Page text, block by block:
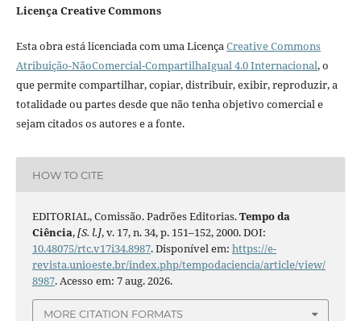
Licença Creative Commons
Esta obra está licenciada com uma LicençaCreative Commons
Atribuição-NãoComercial-CompartilhaIgual 4.0 Internacional, o
que permite compartilhar, copiar, distribuir, exibir, reproduzir, a
totalidade ou partes desde que não tenha objetivo comercial e
sejam citados os autores e a fonte.
HOW TO CITE
EDITORIAL, Comissão. Padrões Editorias.Tempo da
Ciência,[S. l.], v. 17, n. 34, p. 151–152, 2000. DOI:
10.48075/rtc.v17i34.8987. Disponível em: https://e-
revista.unioeste.br/index.php/tempodaciencia/article/view/
8987. Acesso em: 7 aug. 2026.
MORE CITATION FORMATS